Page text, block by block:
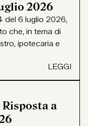
2026
del 6 luglio 2026,
che, in tema di
ipotecaria e
LEGGI
a